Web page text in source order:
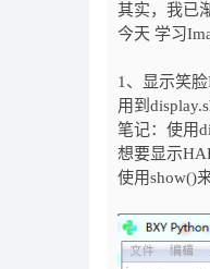
其实，我已
今天 学习
1、显示笑
用到
笔记：使用
想要显示
使用show()